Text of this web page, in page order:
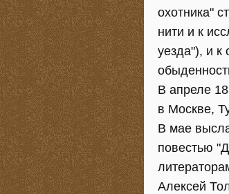
охотника"
нити и к
уезда"), и к
В апреле
в Москве,
В мае
повестью
Алексей